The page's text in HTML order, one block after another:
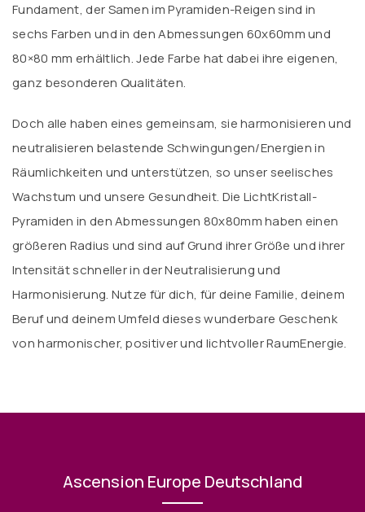
Fundament, der Samen im Pyramiden-Reigen sind in
sechs Farben und in den Abmessungen 60x60mm und
80×80 mm erhältlich. Jede Farbe hat dabei ihre eigenen,
ganz besonderen Qualitäten.
Doch alle haben eines gemeinsam, sie harmonisieren und
neutralisieren belastende Schwingungen/Energien in
Räumlichkeiten und unterstützen, so unser seelisches
Wachstum und unsere Gesundheit. Die LichtKristall-
Pyramiden in den Abmessungen 80x80mm haben einen
größeren Radius und sind auf Grund ihrer Größe und ihrer
Intensität schneller in der Neutralisierung und
Harmonisierung. Nutze für dich, für deine Familie, deinem
Beruf und deinem Umfeld dieses wunderbare Geschenk
von harmonischer, positiver und lichtvoller RaumEnergie.
Ascension Europe Deutschland